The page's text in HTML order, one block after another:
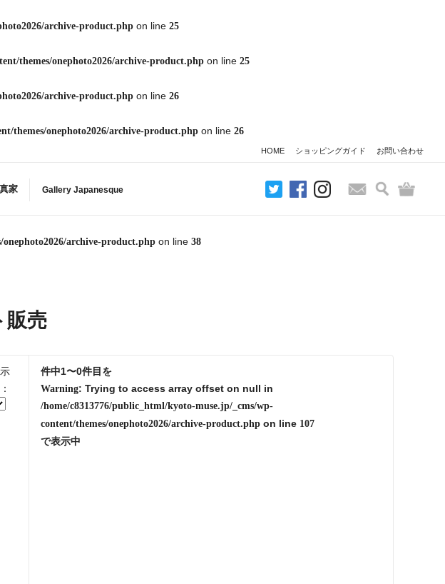
archive-product.php on line 25
themes/onephoto2026/archive-product.php on line 25
archive-product.php on line 26
themes/onephoto2026/archive-product.php on line 26
HOME ショッピングガイド お問い合わせ
家 Gallery Japanesque お問い合わせ
検索
archive-product.php on line 38
販売
件中1〜0件目を
Warning: Trying to access array offset on null in
/home/c8313776/public_html/kyoto-muse.jp/_cms/wp-
content/themes/onephoto2026/archive-product.phpon line 107
で表示中